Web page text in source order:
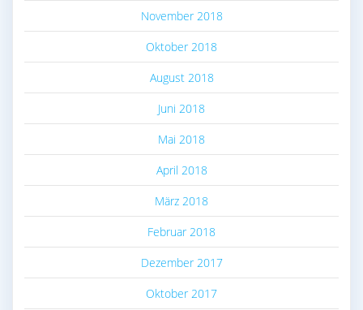
November 2018
Oktober 2018
August 2018
Juni 2018
Mai 2018
April 2018
März 2018
Februar 2018
Dezember 2017
Oktober 2017